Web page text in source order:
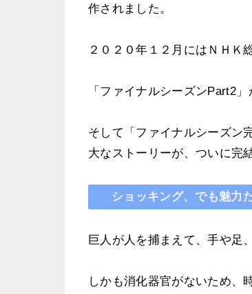
作されました。
２０２０年１２月にはＮＨＫ
「ファイナルシーズンPart2
そして「ファイナルシーズン
大なストーリーが、ついに完
ショッキング、でも魅力
巨人が人を捕まえて、手や足
しかも消化器官がないため、